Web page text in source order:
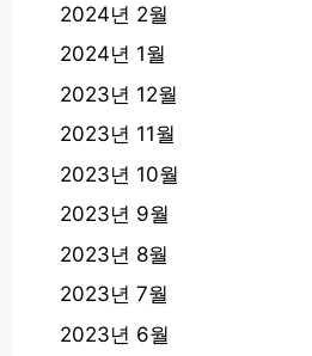
2024년 2월
2024년 1월
2023년 12월
2023년 11월
2023년 10월
2023년 9월
2023년 8월
2023년 7월
2023년 6월